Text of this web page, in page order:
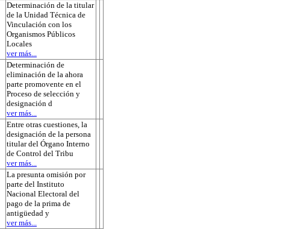
Determinación de la titular
de la Unidad Técnica de
Vinculación con los
Organismos Públicos
Locales
ver más...
Determinación de
eliminación de la ahora
parte promovente en el
Proceso de selección y
designación d
ver más...
Entre otras cuestiones, la
designación de la persona
titular del Órgano Interno
de Control del Tribu
ver más...
La presunta omisión por
parte del Instituto
Nacional Electoral del
pago de la prima de
antigüedad y
ver más...